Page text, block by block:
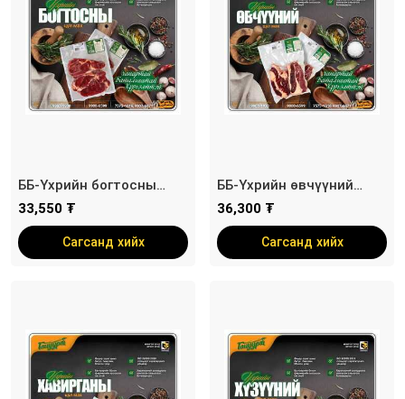
ББ-Үхрийн богтосны
ангилсан цул мах /
савлагаат/
33,550 ₮
Сагсанд хийх
ББ-Үхрийн өвчүүний
ангилсан цул мах /
савлагаат/
36,300 ₮
Сагсанд хийх